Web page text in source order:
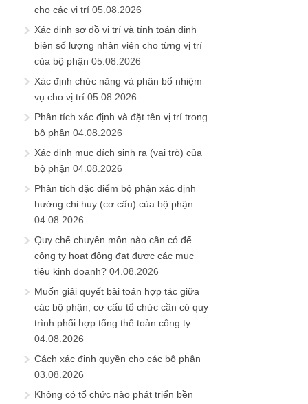
cho các vị trí 05.08.2026
Xác định sơ đồ vị trí và tính toán định
biên số lượng nhân viên cho từng vị trí
của bộ phận 05.08.2026
Xác định chức năng và phân bổ nhiệm
vụ cho vị trí 05.08.2026
Phân tích xác định và đặt tên vị trí trong
bộ phận 04.08.2026
Xác định mục đích sinh ra (vai trò) của
bộ phận 04.08.2026
Phân tích đặc điểm bộ phận xác định
hướng chỉ huy (cơ cấu) của bộ phận
04.08.2026
Quy chế chuyên môn nào cần có để
công ty hoạt động đạt được các mục
tiêu kinh doanh? 04.08.2026
Muốn giải quyết bài toán hợp tác giữa
các bộ phận, cơ cấu tổ chức cần có quy
trình phối hợp tổng thể toàn công ty
04.08.2026
Cách xác định quyền cho các bộ phận
03.08.2026
Không có tổ chức nào phát triển bền